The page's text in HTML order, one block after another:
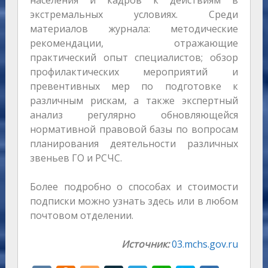
экстремальных условиях. Среди
материалов журнала: методические
рекомендации, отражающие
практический опыт специалистов; обзор
профилактических мероприятий и
превентивных мер по подготовке к
различным рискам, а также экспертный
анализ регулярно обновляющейся
нормативной правовой базы по вопросам
планирования деятельности различных
звеньев ГО и РСЧС.
Более подробно о способах и стоимости
подписки можно узнать здесь или в любом
почтовом отделении.
Источник:03.mchs.gov.ru